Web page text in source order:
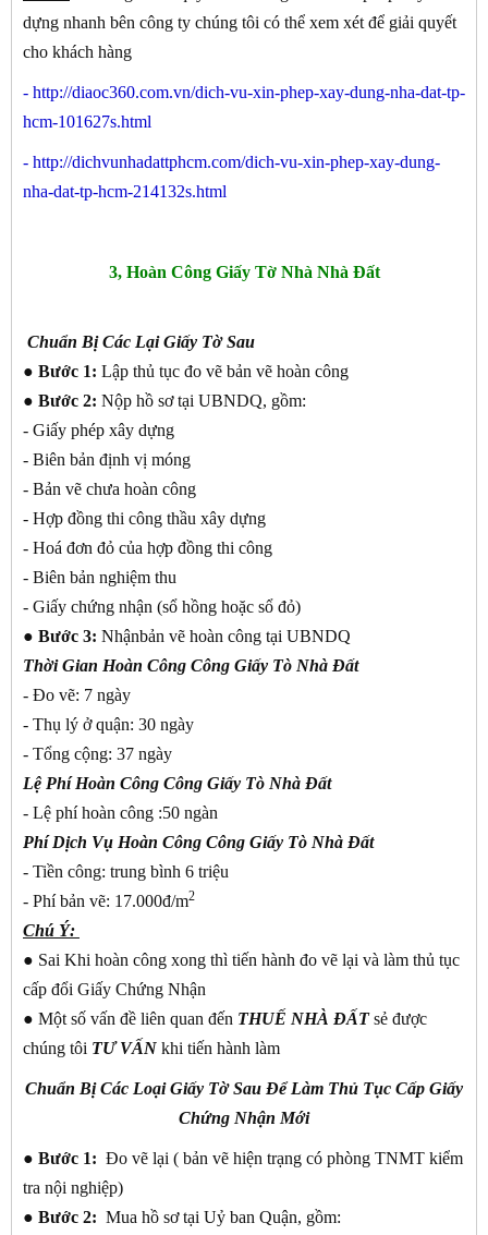
dựng nhanh bên công ty chúng tôi có thể xem xét để giải quyết
cho khách hàng
- http://diaoc360.com.vn/dich-vu-xin-phep-xay-dung-nha-dat-tp-
hcm-101627s.html
- http://dichvunhadattphcm.com/dich-vu-xin-phep-xay-dung-
nha-dat-tp-hcm-214132s.html
3, Hoàn Công Giấy Tờ Nhà Nhà Đất
Chuẩn Bị Các Lại Giấy Tờ Sau
● Bước 1: Lập thủ tục đo vẽ bản vẽ hoàn công
● Bước 2: Nộp hồ sơ tại UBNDQ, gồm:
- Giấy phép xây dựng
- Biên bản định vị móng
- Bản vẽ chưa hoàn công
- Hợp đồng thi công thầu xây dựng
- Hoá đơn đỏ của hợp đồng thi công
- Biên bản nghiệm thu
- Giấy chứng nhận (sổ hồng hoặc sổ đỏ)
● Bước 3: Nhậnbản vẽ hoàn công tại UBNDQ
Thời Gian Hoàn Công Công Giấy Tò Nhà Đất
- Đo vẽ: 7 ngày
- Thụ lý ở quận: 30 ngày
- Tổng cộng: 37 ngày
Lệ Phí Hoàn Công Công Giấy Tò Nhà Đất
- Lệ phí hoàn công :50 ngàn
Phí Dịch Vụ Hoàn Công Công Giấy Tò Nhà Đất
- Tiền công: trung bình 6 triệu
- Phí bản vẽ: 17.000đ/m2
Chú Ý:
● Sai Khi hoàn công xong thì tiến hành đo vẽ lại và làm thủ tục
cấp đổi Giấy Chứng Nhận
● Một số vấn đề liên quan đến THUẾ NHÀ ĐẤTsẻ được
chúng tôi TƯ VẤN khi tiến hành làm
Chuẩn Bị Các Loại Giấy Tờ Sau Để Làm Thủ Tục Cấp Giấy
Chứng Nhận Mới
● Bước 1: Đo vẽ lại ( bản vẽ hiện trạng có phòng TNMT kiểm
tra nội nghiệp)
● Bước 2: Mua hồ sơ tại Uỷ ban Quận, gồm: